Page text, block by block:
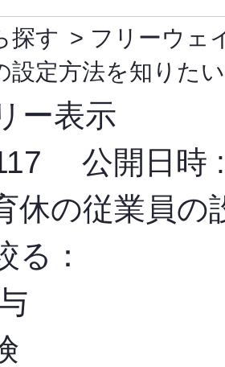
探す > フリーウェ
設定方法を知りた
ー表示
公開日時
休の従業員の
る：